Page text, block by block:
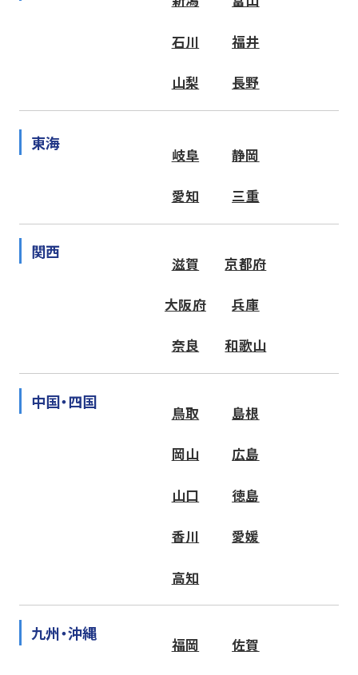
石川 福井
山梨 長野
東海
岐阜 静岡
愛知 三重
関西
滋賀 京都府
大阪府 兵庫
奈良 和歌山
中国・四国
鳥取 島根
岡山 広島
山口 徳島
香川 愛媛
高知
九州・沖縄
福岡 佐賀